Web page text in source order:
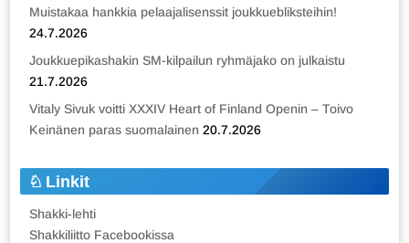
Muistakaa hankkia pelaajalisenssit joukkuebliksteihin!
24.7.2026
Joukkuepikashakin SM-kilpailun ryhmäjako on julkaistu
21.7.2026
Vitaly Sivuk voitti XXXIV Heart of Finland Openin – Toivo
Keinänen paras suomalainen 20.7.2026
Linkit
Shakki-lehti
Shakkiliitto Facebookissa